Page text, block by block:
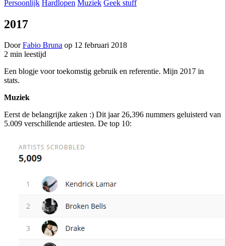
Persoonlijk Hardlopen Muziek Geek stuff
2017
DoorFabio Bruna op 12 februari 2018
2 min leestijd
Een blogje voor toekomstig gebruik en referentie. Mijn 2017 in
stats.
Muziek
Eerst de belangrijke zaken :) Dit jaar 26,396 nummers geluisterd van
5.009 verschillende artiesten. De top 10: